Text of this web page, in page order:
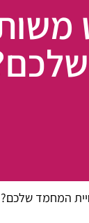
המחמד שלכם?